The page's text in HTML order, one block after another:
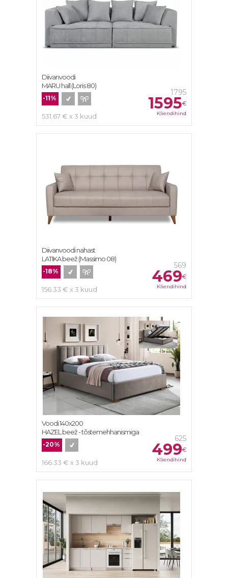
1795
1595€
Kliendihind
-11%
531.67 € x 3 kuud
Diivanvoodi
MARU hall (Loris 80)
569
469€
Kliendihind
-18%
156.33 € x 3 kuud
Diivanvoodi nahast
LATIKA beež (Massimo 08)
625
499€
Kliendihind
-20%
166.33 € x 3 kuud
Voodi 140x200
HAZEL beež - tõstemehhanismiga